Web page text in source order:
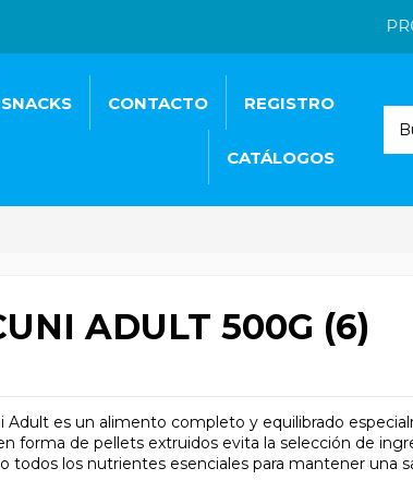
SNACKS CONTACTO REGISTRO
CATÁLOGOS
ADULT 500G (6)
Adult es un alimento completo y equilibrado
forma de pellets extruidos evita la selección de
todos los nutrientes esenciales para mantener una